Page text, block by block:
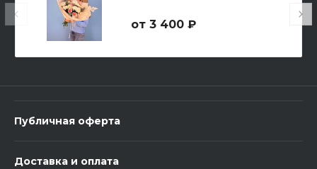
В корзину
3 400 ₽
Публичная оферта
Доставка и оплата